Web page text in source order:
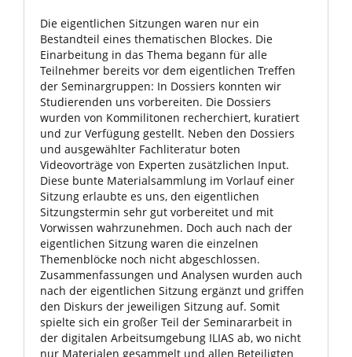
Die eigentlichen Sitzungen waren nur ein
Bestandteil eines thematischen Blockes. Die
Einarbeitung in das Thema begann für alle
Teilnehmer bereits vor dem eigentlichen Treffen
der Seminargruppen: In Dossiers konnten wir
Studierenden uns vorbereiten. Die Dossiers
wurden von Kommilitonen recherchiert, kuratiert
und zur Verfügung gestellt. Neben den Dossiers
und ausgewählter Fachliteratur boten
Videovorträge von Experten zusätzlichen Input.
Diese bunte Materialsammlung im Vorlauf einer
Sitzung erlaubte es uns, den eigentlichen
Sitzungstermin sehr gut vorbereitet und mit
Vorwissen wahrzunehmen. Doch auch nach der
eigentlichen Sitzung waren die einzelnen
Themenblöcke noch nicht abgeschlossen.
Zusammenfassungen und Analysen wurden auch
nach der eigentlichen Sitzung ergänzt und griffen
den Diskurs der jeweiligen Sitzung auf. Somit
spielte sich ein großer Teil der Seminararbeit in
der digitalen Arbeitsumgebung ILIAS ab, wo nicht
nur Materialen gesammelt und allen Beteiligten